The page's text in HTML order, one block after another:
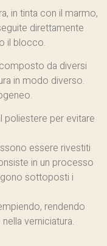
in tinta con il marmo,
direttamente
il blocco.
da diversi
in modo diverso.
poliestere per evitare
essere rivestiti
in un processo
sottoposti i
rendendo
verniciatura.